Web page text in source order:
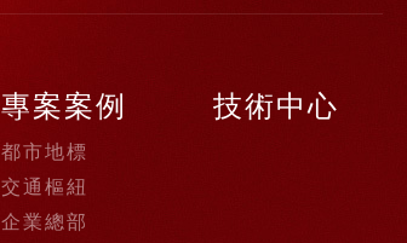
專案案例
都市地標
交通樞紐
企業總部
技術中心